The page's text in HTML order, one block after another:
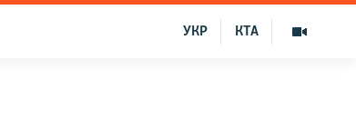
КТА
УКР